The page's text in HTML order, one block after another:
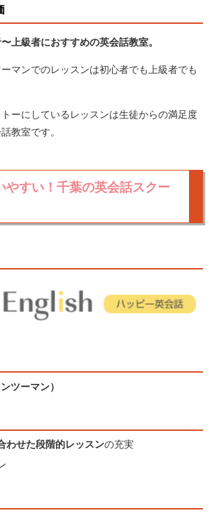
上級者におすすめの英会話教室。
マンでのレッスンは初心者でも上級者でも
ーにしているレッスンは生徒からの満足度
教室です。
やすい！千葉の英会話スクー
ツーマン）
わせた段階的レッスンの充実